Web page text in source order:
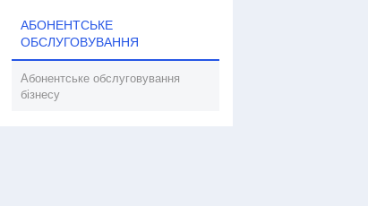
АБОНЕНТСЬКЕ
ОБСЛУГОВУВАННЯ
Абонентське обслуговування
бізнесу